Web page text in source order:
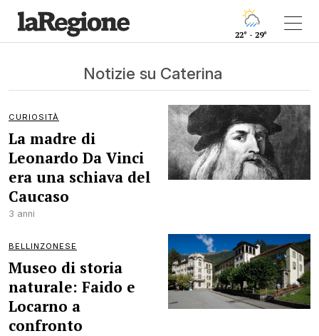
22° - 29°
Notizie su Caterina
CURIOSITÀ
La madre di
Leonardo Da Vinci
era una schiava del
Caucaso
3 anni
BELLINZONESE
Museo di storia
naturale: Faido e
Locarno a
confronto